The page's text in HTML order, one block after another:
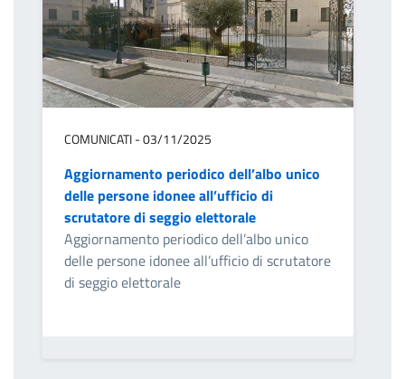
COMUNICATI - 03/11/2025
Aggiornamento periodico dell’albo unico
delle persone idonee all’ufficio di
scrutatore di seggio elettorale
Aggiornamento periodico dell’albo unico
delle persone idonee all’ufficio di scrutatore
di seggio elettorale